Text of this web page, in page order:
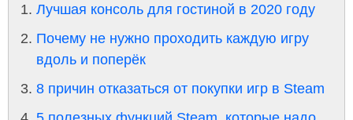
Лучшая консоль для гостиной в 2020 году
Почему не нужно проходить каждую игру
вдоль и поперёк
8 причин отказаться от покупки игр в Steam